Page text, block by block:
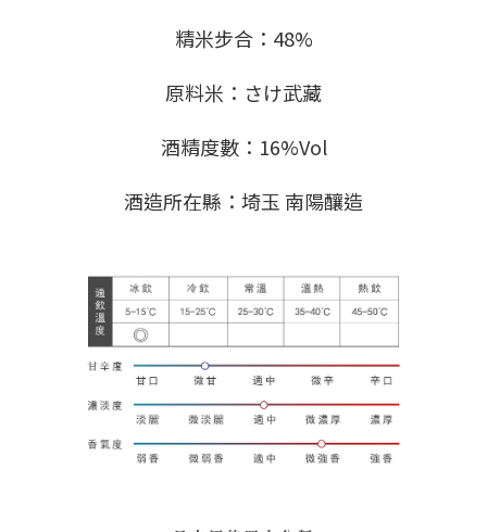
精米步合：48%
原料米：さけ武藏
酒精度數：16%Vol
酒造所在縣：埼玉 南陽釀造